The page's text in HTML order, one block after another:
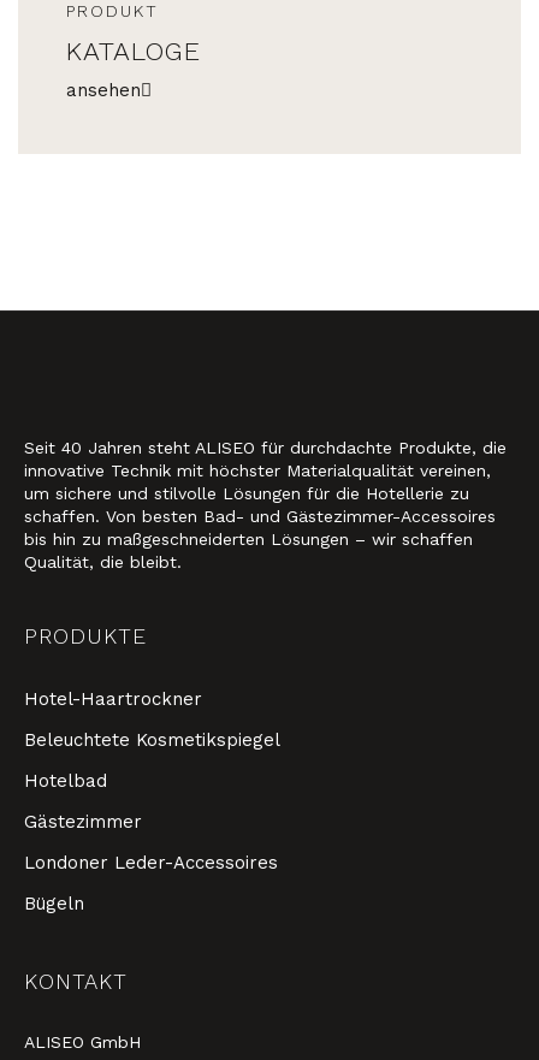
PRODUKT
KATALOGE
ansehen
Seit 40 Jahren steht ALISEO für durchdachte Produkte, die
innovative Technik mit höchster Materialqualität vereinen,
um sichere und stilvolle Lösungen für die Hotellerie zu
schaffen. Von besten Bad- und Gästezimmer-Accessoires
bis hin zu maßgeschneiderten Lösungen – wir schaffen
Qualität, die bleibt.
PRODUKTE
Hotel-Haartrockner
Beleuchtete Kosmetikspiegel
Hotelbad
Gästezimmer
Londoner Leder-Accessoires
Bügeln
KONTAKT
ALISEO GmbH